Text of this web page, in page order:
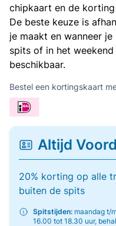
chipkaart en de
De beste keuze is
je maakt en wanneer
spits of in het
beschikbaar.
Bestel een kortingskaart
Altijd
20% korting op alle
buiten de spits
Spitstijden: maandag t/
16.00 tot 18.30 uur,